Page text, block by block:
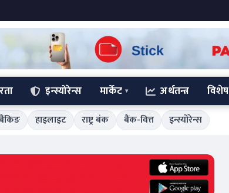
इन्स्योरेन्स मार्केट अर्थतन्त्र विशेष
हाइलाइट राष्ट्र बंक बैंक-वित्त इन्स्योरेन्स